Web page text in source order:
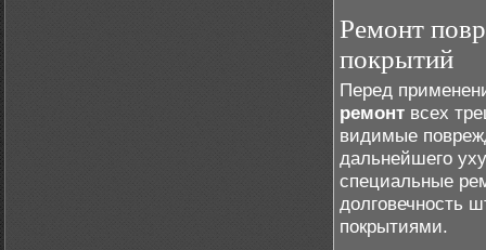
Ремонт
покрытий
Перед
ремонт всех
видимые
дальнейшего
специальные
долговечность
покрытиями.